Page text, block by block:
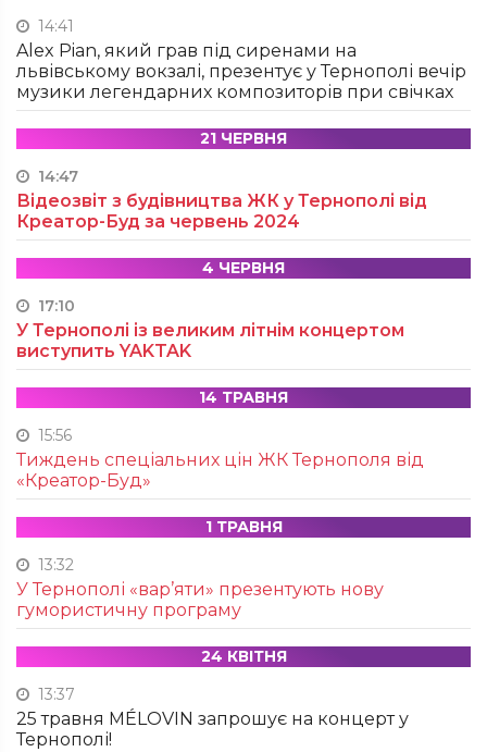
14:41
Alex Pian, який грав під сиренами на
львівському вокзалі, презентує у Тернополі вечір
музики легендарних композиторів при свічках
21 ЧЕРВНЯ
14:47
Відеозвіт з будівництва ЖК у Тернополі від
Креатор-Буд за червень 2024
4 ЧЕРВНЯ
17:10
У Тернополі із великим літнім концертом
виступить YAKTAK
14 ТРАВНЯ
15:56
Тиждень спеціальних цін ЖК Тернополя від
«Креатор-Буд»
1 ТРАВНЯ
13:32
У Тернополі «вар’яти» презентують нову
гумористичну програму
24 КВІТНЯ
13:37
25 травня MÉLOVIN запрошує на концерт у
Тернополі!